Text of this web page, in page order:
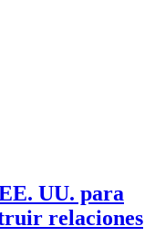
UU. para
relaciones